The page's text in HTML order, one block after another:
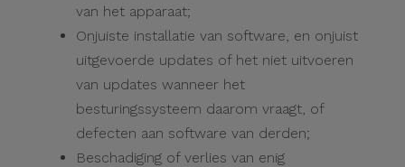
van het apparaat;
Onjuiste installatie van software, en onjuist
uitgevoerde updates of het niet uitvoeren
van updates wanneer het
besturingssysteem daarom vraagt, of
defecten aan software van derden;
Beschadiging of verlies van enig